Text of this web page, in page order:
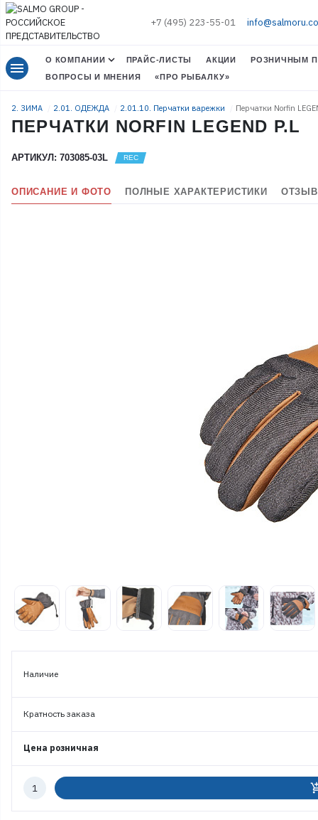
+7 (495) 223-55-01
menu О КОМПАНИИ ПРАЙС-ЛИСТЫ АКЦИИ
РОЗНИЧНЫМ
ВОПРОСЫ И МНЕНИЯ
«ПРО РЫБАЛКУ»
2. ЗИМА 2.01. ОДЕЖДА 2.01.10. Перчатки варежки Перчатки Norfin
ПЕРЧАТКИ NORFIN LEGEND Р.L
АРТИКУЛ: 703085-03L
ОПИСАНИЕ И ФОТО ПОЛНЫЕ ХАРАКТЕРИСТИКИ
Наличие
Кратность заказа
Цена розничная
Количество